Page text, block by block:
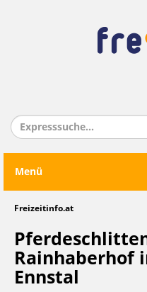
Menü
Freizeitinfo.at
Rainhaberhof
Ennstal